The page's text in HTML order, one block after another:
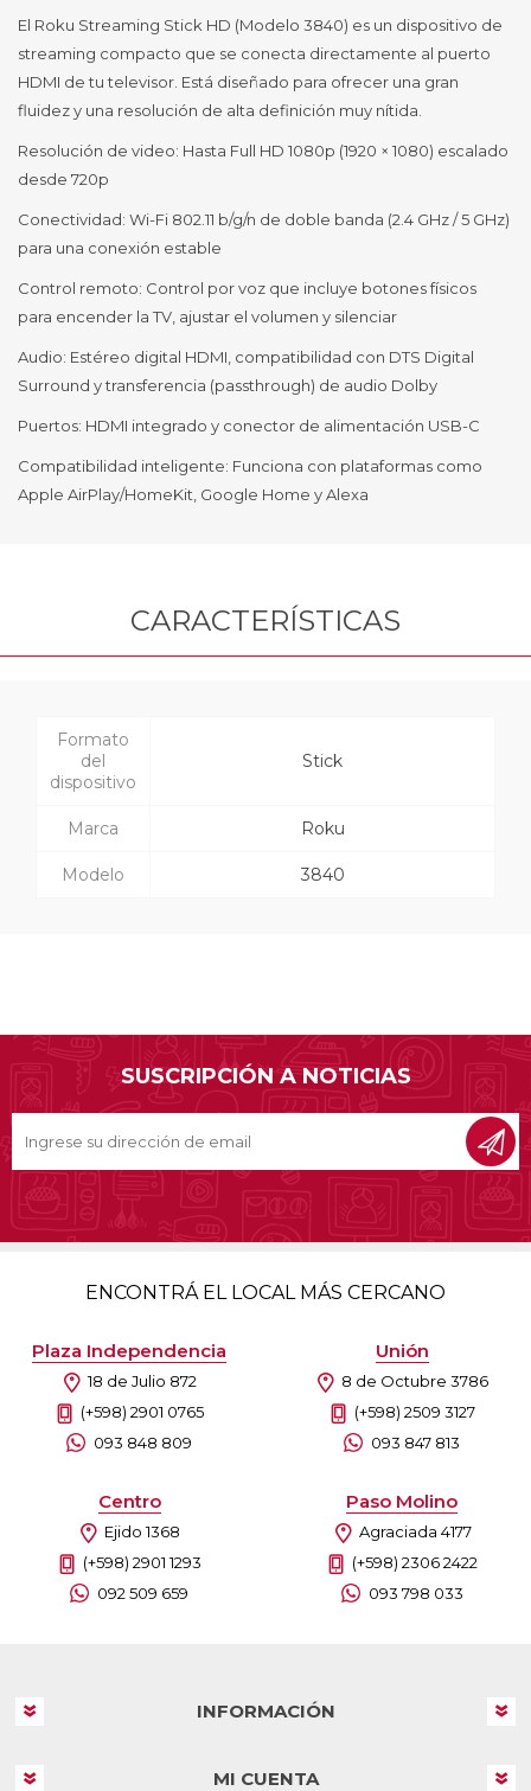
El Roku Streaming Stick HD (Modelo 3840) es un dispositivo de
streaming compacto que se conecta directamente al puerto
HDMI de tu televisor. Está diseñado para ofrecer una gran
fluidez y una resolución de alta definición muy nítida.
Resolución de video: Hasta Full HD 1080p (1920 × 1080) escalado
desde 720p
Conectividad: Wi-Fi 802.11 b/g/n de doble banda (2.4 GHz / 5 GHz)
para una conexión estable
Control remoto: Control por voz que incluye botones físicos
para encender la TV, ajustar el volumen y silenciar
Audio: Estéreo digital HDMI, compatibilidad con DTS Digital
Surround y transferencia (passthrough) de audio Dolby
Puertos: HDMI integrado y conector de alimentación USB-C
Compatibilidad inteligente: Funciona con plataformas como
Apple AirPlay/HomeKit, Google Home y Alexa
CARACTERÍSTICAS
Formato
del
dispositivo
Stick
Marca Roku
Modelo 3840
SUSCRIPCIÓN A NOTICIAS
ENCONTRÁ EL LOCAL MÁS CERCANO
Plaza Independencia
18 de Julio 872
(+598) 2901 0765
093 848 809
Unión
8 de Octubre 3786
(+598) 2509 3127
093 847 813
Centro
Ejido 1368
(+598) 2901 1293
092 509 659
Paso Molino
Agraciada 4177
(+598) 2306 2422
093 798 033
INFORMACIÓN
MI CUENTA